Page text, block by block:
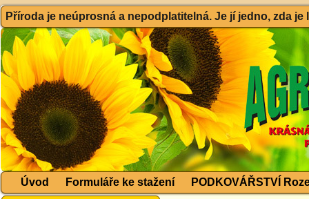
Příroda je neúprosná a nepodplatitelná. Je jí jedno, zda
Úvod Formuláře ke stažení PODKOVÁŘSTVÍ